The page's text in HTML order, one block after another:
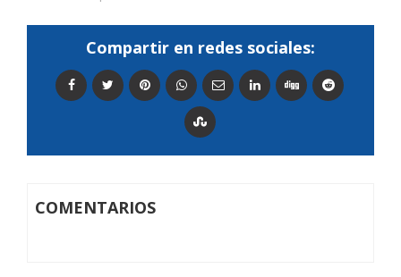
Compartir en redes sociales:
COMENTARIOS